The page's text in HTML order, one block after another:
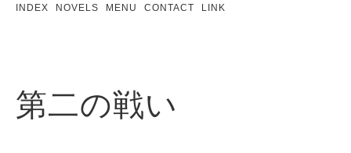
INDEX NOVELS MENU CONTACT LINK
第二の戦い